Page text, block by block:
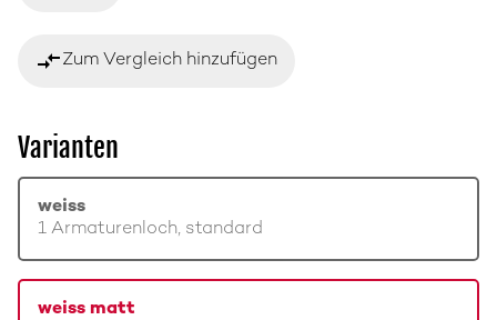
compare_arrowsZum Vergleich hinzufügen
Varianten
weiss
1 Armaturenloch, standard
weiss matt